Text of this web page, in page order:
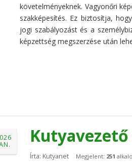
követelményeknek. Vagyonőri
szakképesítés. Ez biztosítja,
jogi szabályozást és a
képzettség megszerzése után
Írta: Kutyanet Megjelent: 251